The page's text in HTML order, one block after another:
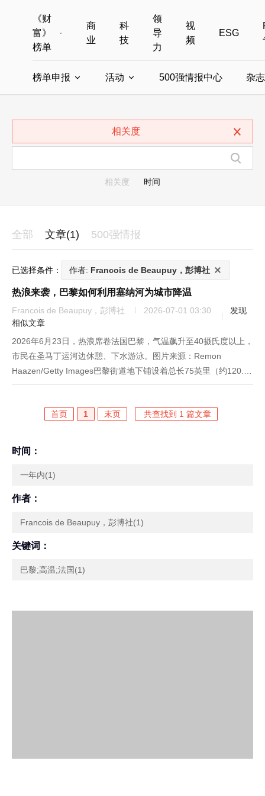
《财
富》
榜单
全部榜单
中国最具影响力商界女性
商
业
科
技
领
导
力
视
频
ESG
榜单申报 活动 500强情报中心 杂
相关度
相关度 时间
全部 文章(1) 500强情报
已选择条件： 作者: Francois de Beaupuy，彭博社
热浪来袭，巴黎如何利用塞纳河为城市降温
Francois de Beaupuy，彭博社 2026-07-01 03:30
发现
相似文章
2026年6月23日，热浪席卷法国巴黎，气温飙升至40摄氏度以上，
市民在圣马丁运河边休憩、下水游泳。图片来源：Remon
Haazen/Getty Images巴黎街道地下铺设着总长75英里（约120.7
公里）的管网，这套系统持续运转，为城市局部区域降温。管道将
首页
1 末页 共查找到 1 篇文章
时间：
一年内(1)
作者：
Francois de Beaupuy，彭博社(1)
关键词：
巴黎;高温;法国(1)